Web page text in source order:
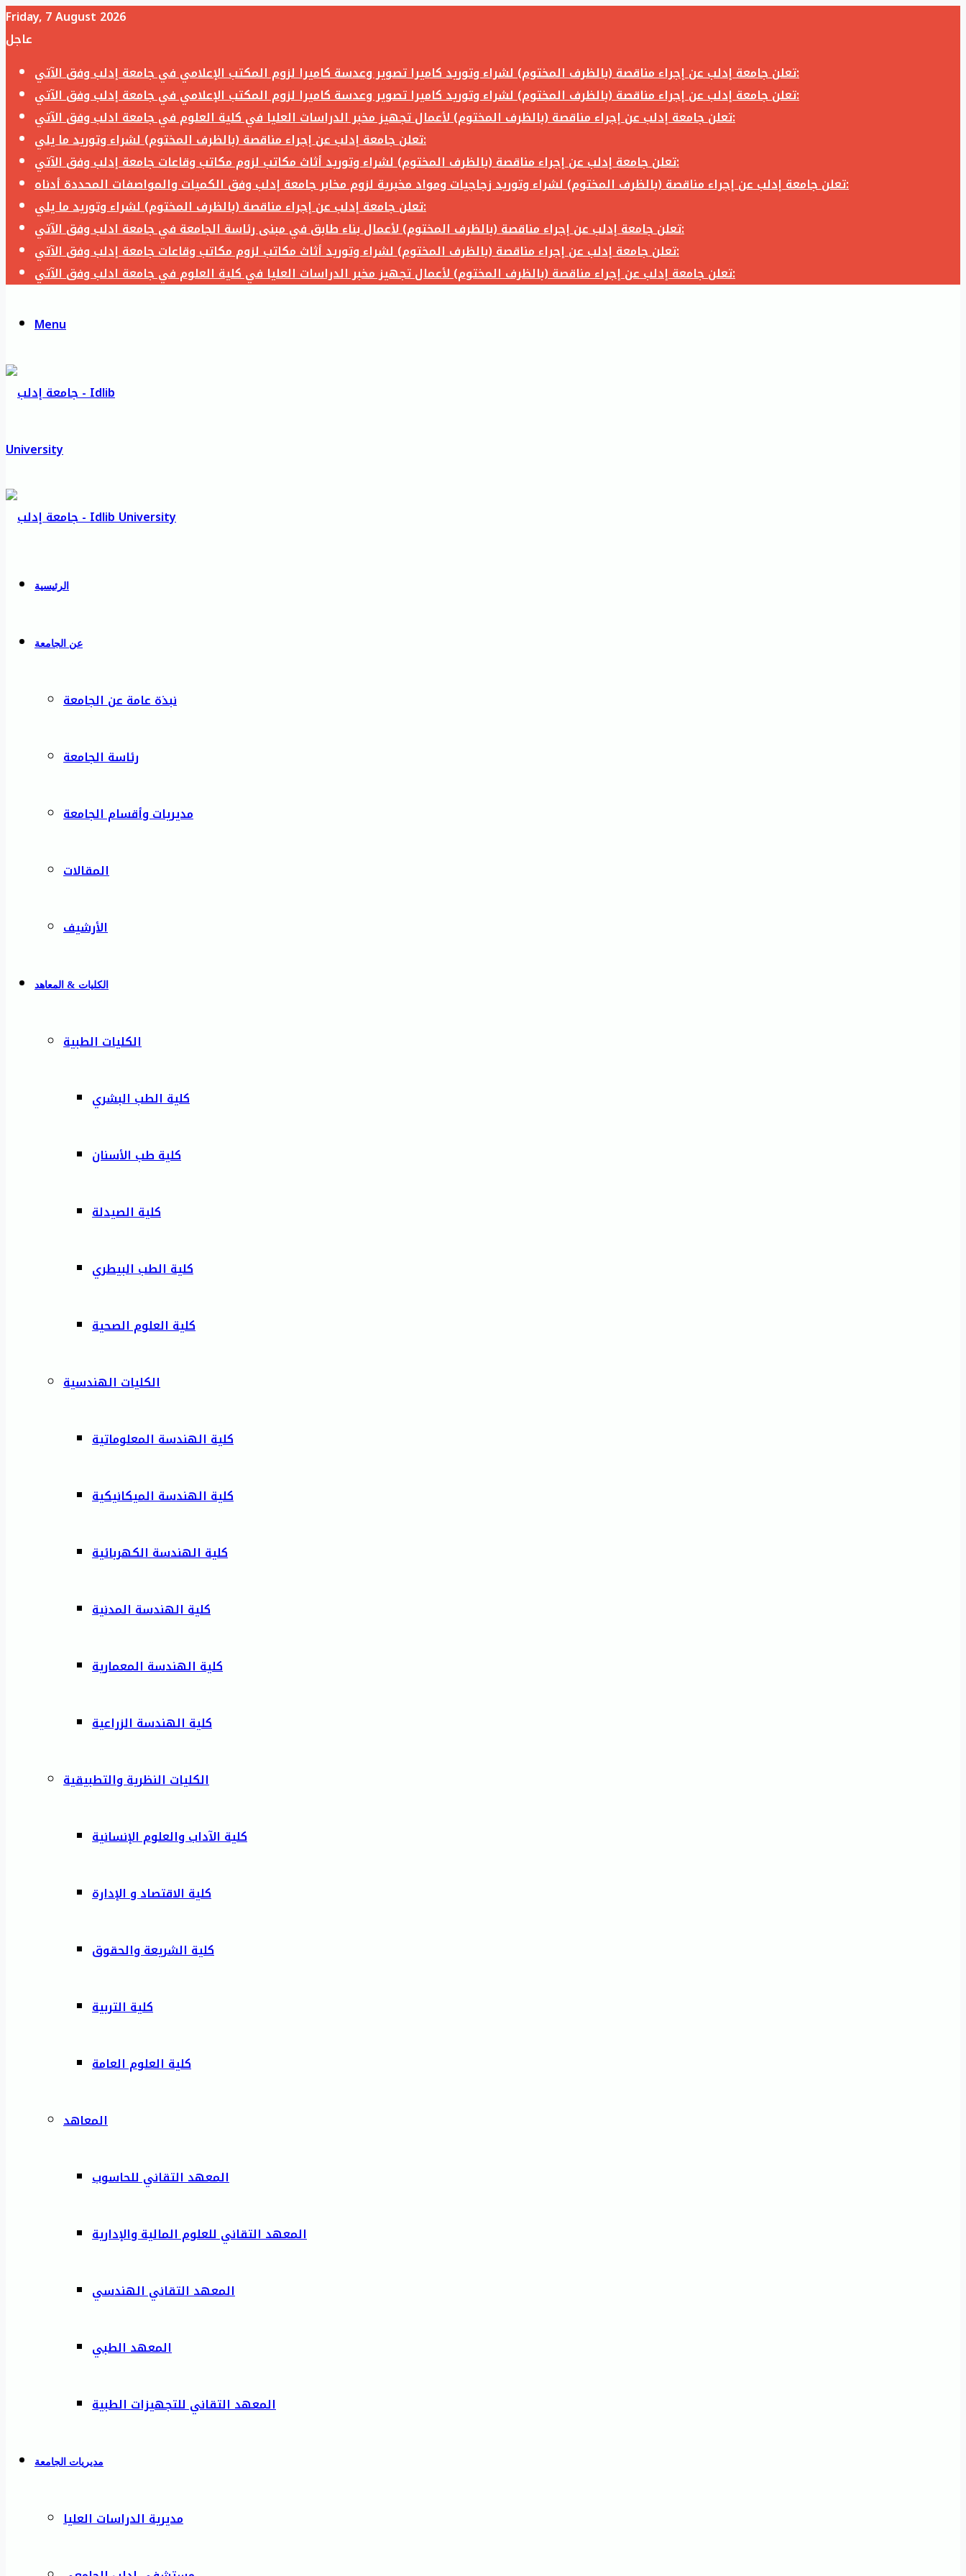
Friday, 7 August 2026
عاجل
تعلن جامعة إدلب عن إجراء مناقصة (بالظرف المختوم) لشراء وتوريد كاميرا تصوير وعدسة كاميرا لزوم المكتب الإعلامي في جامعة إدلب وفق الآتي:
تعلن جامعة إدلب عن إجراء مناقصة (بالظرف المختوم) لشراء وتوريد كاميرا تصوير وعدسة كاميرا لزوم المكتب الإعلامي في جامعة إدلب وفق الآتي:
تعلن جامعة إدلب عن إجراء مناقصة (بالظرف المختوم) لأعمال تجهيز مخبر الدراسات العليا في كلية العلوم في جامعة ادلب وفق الآتي:
تعلن جامعة إدلب عن إجراء مناقصة (بالظرف المختوم) لشراء وتوريد ما يلي:
تعلن جامعة إدلب عن إجراء مناقصة (بالظرف المختوم) لشراء وتوريد أثاث مكاتب لزوم مكاتب وقاعات جامعة إدلب وفق الآتي:
تعلن جامعة إدلب عن إجراء مناقصة (بالظرف المختوم) لشراء وتوريد زجاجيات ومواد مخبرية لزوم مخابر جامعة إدلب وفق الكميات والمواصفات المحددة أدناه:
تعلن جامعة إدلب عن إجراء مناقصة (بالظرف المختوم) لشراء وتوريد ما يلي:
تعلن جامعة إدلب عن إجراء مناقصة (بالظرف المختوم) لأعمال بناء طابق في مبنى رئاسة الجامعة في جامعة ادلب وفق الآتي:
تعلن جامعة إدلب عن إجراء مناقصة (بالظرف المختوم) لشراء وتوريد أثاث مكاتب لزوم مكاتب وقاعات جامعة إدلب وفق الآتي:
تعلن جامعة إدلب عن إجراء مناقصة (بالظرف المختوم) لأعمال تجهيز مخبر الدراسات العليا في كلية العلوم في جامعة ادلب وفق الآتي:
Menu
الرئيسية
عن الجامعة
نبذة عامة عن الجامعة
رئاسة الجامعة
مديريات وأقسام الجامعة
المقالات
الأرشيف
الكليات & المعاهد
الكليات الطبية
كلية الطب البشري
كلية طب الأسنان
كلية الصيدلة
كلية الطب البيطري
كلية العلوم الصحية
الكليات الهندسية
كلية الهندسة المعلوماتية
كلية الهندسة الميكانيكية
كلية الهندسة الكهربائية
كلية الهندسة المدنية
كلية الهندسة المعمارية
كلية الهندسة الزراعية
الكليات النظرية والتطبيقية
كلية الآداب والعلوم الإنسانية
كلية الاقتصاد و الإدارة
كلية الشريعة والحقوق
كلية التربية
كلية العلوم العامة
المعاهد
المعهد التقاني للحاسوب
المعهد التقاني للعلوم المالية والإدارية
المعهد التقاني الهندسي
المعهد الطبي
المعهد التقاني للتجهيزات الطبية
مديريات الجامعة
مديرية الدراسات العليا